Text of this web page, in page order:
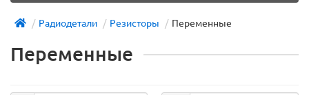
Радиодетали Резисторы Переменные
Переменные